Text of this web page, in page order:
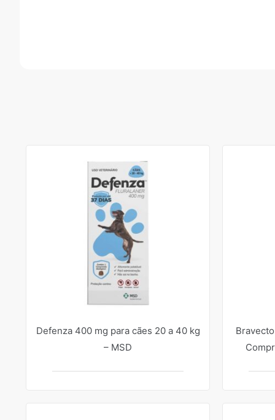
Defenza 400 mg para cães 20 a 40 kg
– MSD